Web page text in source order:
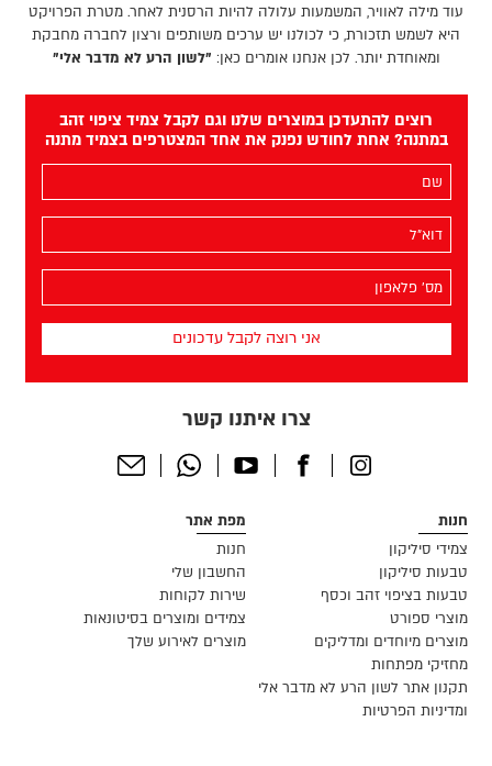
עוד מילה לאוויר, המשמעות עלולה להיות הרסנית לאחר. מטרת הפרויקט
היא לשמש תזכורת, כי לכולנו יש ערכים משותפים ורצון לחברה מחבקת
ומאוחדת יותר. לכן אנחנו אומרים כאן: "לשון הרע לא מדבר אלי"
רוצים להתעדכן במוצרים שלנו וגם לקבל צמיד ציפוי זהב
במתנה? אחת לחודש נפנק את אחד המצטרפים בצמיד מתנה
שלך
שלך
הפלאפון
צרו איתנו קשר
Instagram
Facebook
Youtube
Whatsapp
Send
חנות
צמידי סיליקון
טבעות סיליקון
טבעות בציפוי זהב וכסף
מוצרי ספורט
מוצרים מיוחדים ומדליקים
מחזיקי מפתחות
תקנון אתר לשון הרע לא מדבר אלי
ומדיניות הפרטיות
מפת אתר
חנות
החשבון שלי
שירות לקוחות
צמידים ומוצרים בסיטונאות
מוצרים לאירוע שלך